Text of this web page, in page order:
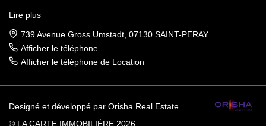
Lire plus
739 Avenue Gross Umstadt, 07130 SAINT-PERAY
Afficher le téléphone
Afficher le téléphone de Location
Designé et développé par Orisha Real Estate
© LA CARTE IMMOBILIÈRE 2026